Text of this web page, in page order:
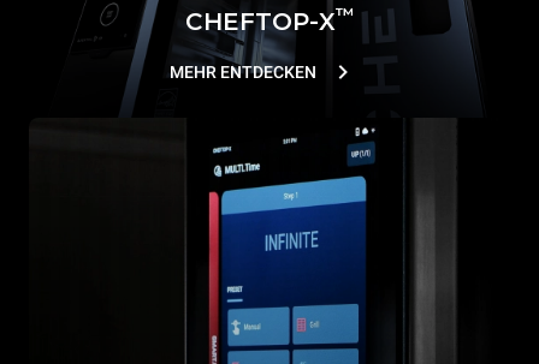
CHEFTOP-X™
MEHR ENTDECKEN